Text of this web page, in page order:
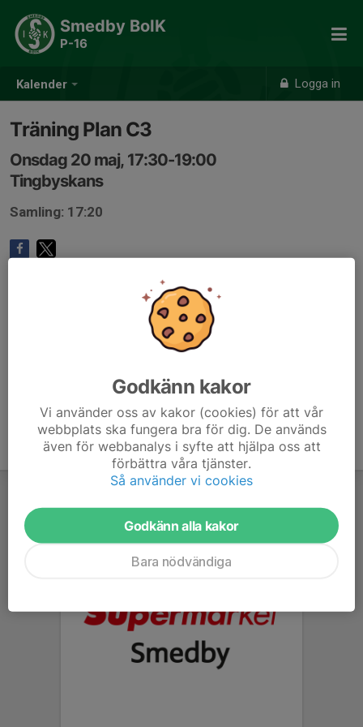
Kalender Logga in
Smedby BoIK
P-16
Träning Plan C3
Onsdag 20 maj, 17:30-19:00
Tingbyskans
Samling: 17:20
Godkänn kakor
Vi använder oss av kakor (cookies) för att vår
webbplats ska fungera bra för dig. De används
även för webbanalys i syfte att hjälpa oss att
förbättra våra tjänster.
Så använder vi cookies
Godkänn alla kakor
Bara nödvändiga